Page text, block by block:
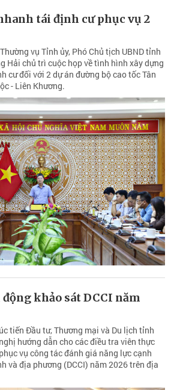
tái định cư phục vụ 2
vụ Tỉnh ủy, Phó Chủ tịch UBND tỉnh
Hải chủ trì cuộc họp về tình hình xây dựng
cư đối với 2 dự án đường bộ cao tốc Tân
- Liên Khương.
khảo sát DCCI năm
tiến Đầu tư, Thương mại và Du lịch tỉnh
hướng dẫn cho các điều tra viên thực
vụ công tác đánh giá năng lực cạnh
và địa phương (DCCI) năm 2026 trên địa